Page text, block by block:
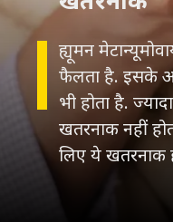
ह्यूमन
फैलता है. इसके
भी होता है.
खतरनाक नहीं
लिए ये खतरनाक